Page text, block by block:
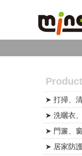
➤ 打掃、
➤ 洗曬衣
➤ 門簾、
➤ 居家防